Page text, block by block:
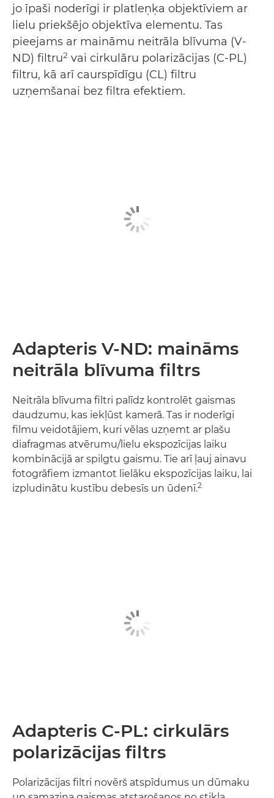
jo īpaši noderīgi ir platleņķa objektīviem ar
lielu priekšējo objektīva elementu. Tas
pieejams ar maināmu neitrāla blīvuma (V-
ND) filtru2 vai cirkulāru polarizācijas (C-PL)
filtru, kā arī caurspīdīgu (CL) filtru
uzņemšanai bez filtra efektiem.
Adapteris V-ND: maināms
neitrāla blīvuma filtrs
Neitrāla blīvuma filtri palīdz kontrolēt gaismas
daudzumu, kas iekļūst kamerā. Tas ir noderīgi
filmu veidotājiem, kuri vēlas uzņemt ar plašu
diafragmas atvērumu/lielu ekspozīcijas laiku
kombinācijā ar spilgtu gaismu. Tie arī ļauj ainavu
fotogrāfiem izmantot lielāku ekspozīcijas laiku, lai
izpludinātu kustību debesīs un ūdenī.2
Adapteris C-PL: cirkulārs
polarizācijas filtrs
Polarizācijas filtri novērš atspīdumus un dūmaku